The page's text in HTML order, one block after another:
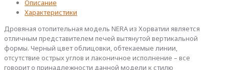
чёрная
Описание
Характеристики
Дровяная отопительная модель NERA из Хорватии является
отличным представителем печей вытянутой вертикальной
формы. Черный цвет облицовки, обтекаемые линии,
отсутствие острых углов и лаконичное исполнение – все
говорит о принадлежности данной модели к стилю